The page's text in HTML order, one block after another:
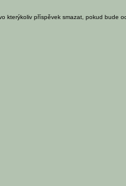
kterýkoliv příspěvek smazat, pokud bude